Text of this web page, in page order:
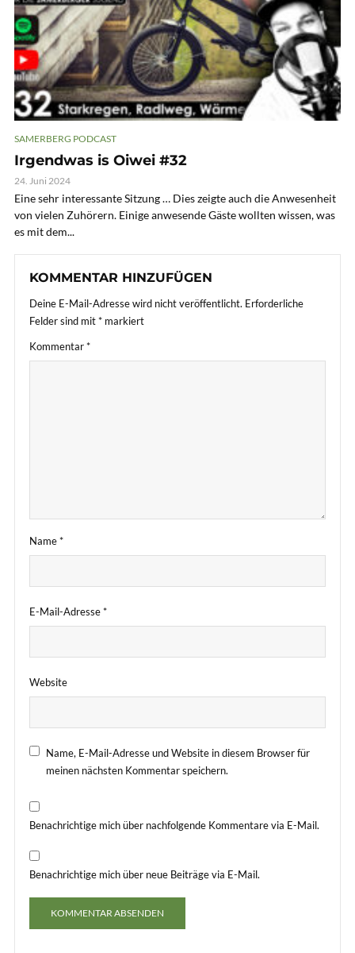
SAMERBERG PODCAST
Irgendwas is Oiwei #32
24. Juni 2024
Eine sehr interessante Sitzung … Dies zeigte auch die Anwesenheit
von vielen Zuhörern. Einige anwesende Gäste wollten wissen, was
es mit dem...
KOMMENTAR HINZUFÜGEN
Deine E-Mail-Adresse wird nicht veröffentlicht. Erforderliche
Felder sind mit* markiert
Kommentar*
Name*
E-Mail-Adresse*
Website
Name, E-Mail-Adresse und Website in diesem Browser für
meinen nächsten Kommentar speichern.
Benachrichtige mich über nachfolgende Kommentare via E-Mail.
Benachrichtige mich über neue Beiträge via E-Mail.